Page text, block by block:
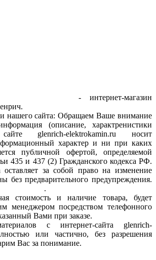
- интернет-магазин
нашего сайта: Обращаем Ваше внимание
(описание, характренистики
glenrich-elektrokamin.ru носит
характер и ни при каких
публичной офертой, определяемой
435 и 437 (2) Гражданского кодекса РФ.
за собой право на изменение
без предварительного предупреждения.
.
стоимость и наличие товара, будет
менеджером посредством телефонного
Вами при заказе.
с интернет-сайта glenrich-
или частично, без разрешения
Вас за понимание.